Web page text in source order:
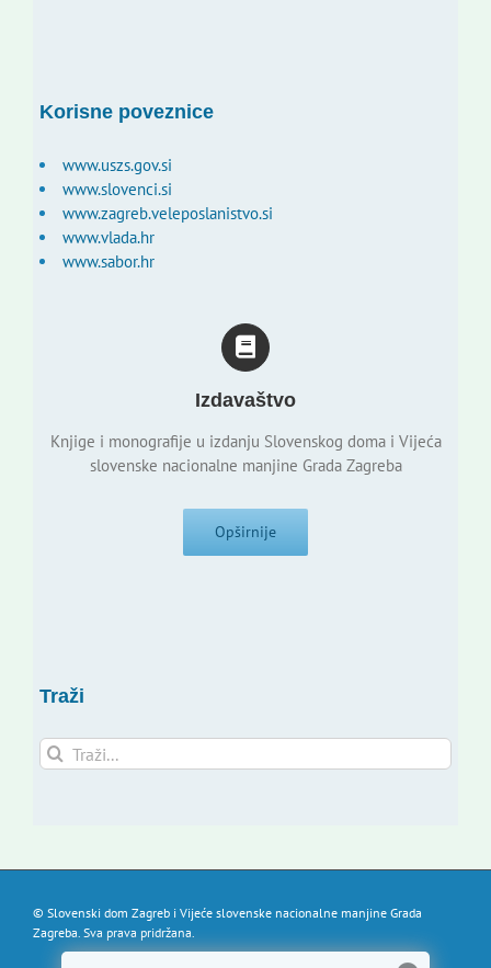
Korisne poveznice
www.uszs.gov.si
www.slovenci.si
www.zagreb.veleposlanistvo.si
www.vlada.hr
www.sabor.hr
Izdavaštvo
Knjige i monografije u izdanju Slovenskog doma i Vijeća
slovenske nacionalne manjine Grada Zagreba
Opširnije
Traži
Traži...
© Slovenski dom Zagreb i Vijeće slovenske nacionalne manjine Grada
Zagreba. Sva prava pridržana.